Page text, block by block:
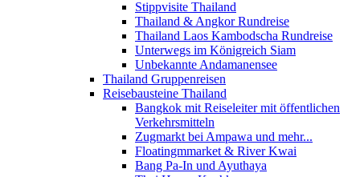
Stippvisite Thailand
Thailand & Angkor Rundreise
Thailand Laos Kambodscha Rundreise
Unterwegs im Königreich Siam
Unbekannte Andamanensee
Thailand Gruppenreisen
Reisebausteine Thailand
Bangkok mit Reiseleiter mit öffentlichen
Verkehrsmitteln
Zugmarkt bei Ampawa und mehr...
Floatingmmarket & River Kwai
Bang Pa-In und Ayuthaya